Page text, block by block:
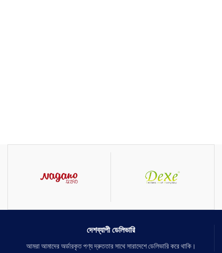
দেশব্যাপী ডেলিভারি
আমরা আমাদের অর্ডারকৃত পণ্য দ্রুততার সাথে সারাদেশে ডেলিভারি করে থাকি।